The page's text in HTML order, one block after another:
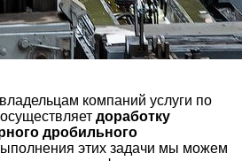
компаний услуги по
доработку
дробильного
этих задачи мы можем